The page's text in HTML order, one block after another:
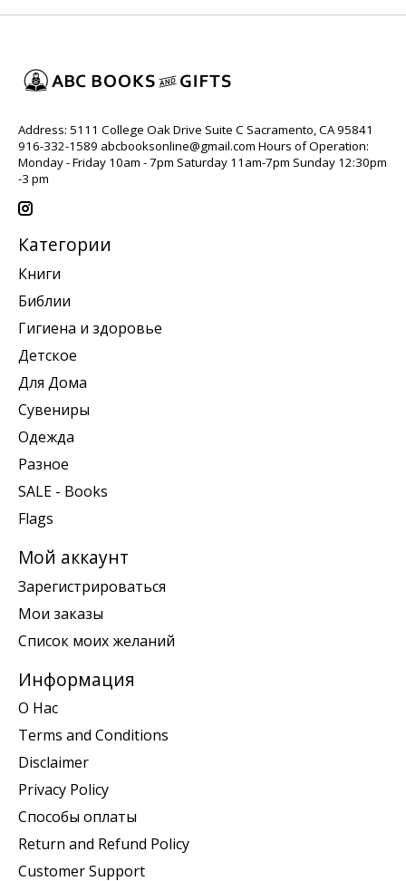
Address: 5111 College Oak Drive Suite C Sacramento, CA 95841
916-332-1589 abcbooksonline@gmail.com Hours of Operation:
Monday - Friday 10am - 7pm Saturday 11am-7pm Sunday 12:30pm
-3 pm
Категории
Книги
Библии
Гигиена и здоровье
Детское
Для Дома
Сувениры
Одежда
Разное
SALE - Books
Flags
Мой аккаунт
Зарегистрироваться
Мои заказы
Список моих желаний
Информация
О Нас
Terms and Conditions
Disclaimer
Privacy Policy
Способы оплаты
Return and Refund Policy
Customer Support